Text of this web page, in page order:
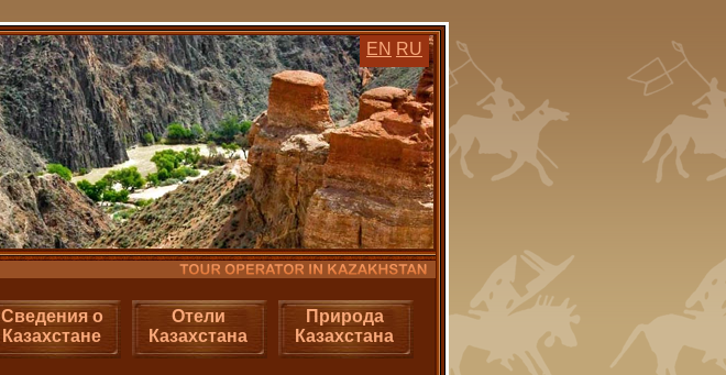
EN RU
Сведения о
Казахстане
Отели
Казахстана
Природа
Казахстана